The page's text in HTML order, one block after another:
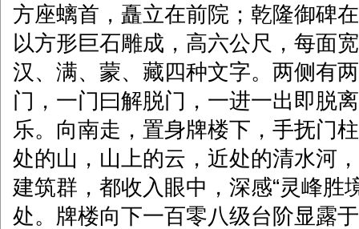
方座螭首，矗立在前院；乾隆御碑
以方形巨石雕成，高六公尺，每面
汉、满、蒙、藏四种文字。两侧有
门，一门曰解脱门，一进一出即脱
乐。向南走，置身牌楼下，手抚门
处的山，山上的云，近处的清水河
建筑群，都收入眼中，深感“灵峰胜
处。牌楼向下一百零八级台阶显露